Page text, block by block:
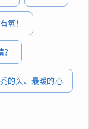
氧！
的头、最暖的心